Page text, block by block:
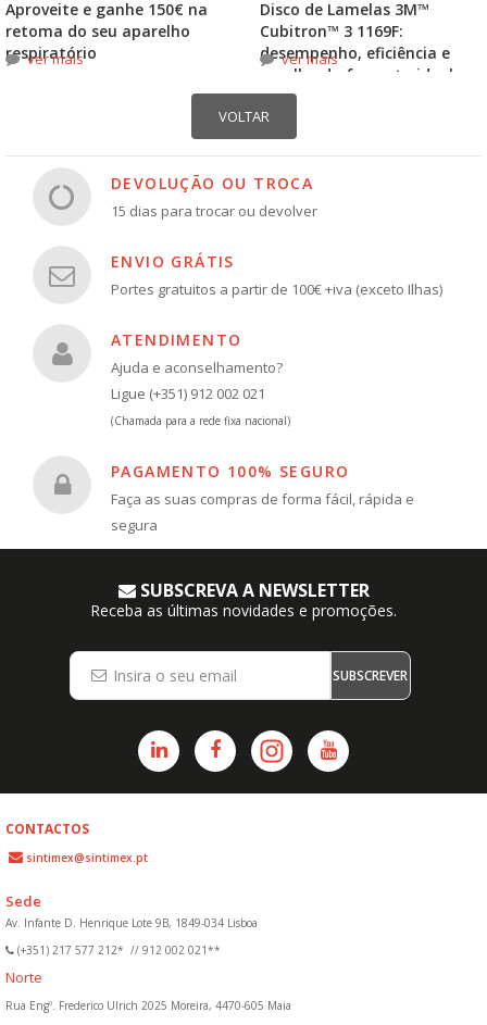
Aproveite e ganhe 150€ na
retoma do seu aparelho
respiratório
ver mais
Disco de Lamelas 3M™
Cubitron™ 3 1169F:
desempenho, eficiência e
escolha do formato ideal
ver mais
DEVOLUÇÃO OU TROCA
15 dias para trocar ou devolver
ENVIO GRÁTIS
Portes gratuitos a partir de 100€ +iva (exceto Ilhas)
ATENDIMENTO
Ajuda e aconselhamento?
Ligue (+351) 912 002 021
(Chamada para a rede fixa nacional)
PAGAMENTO 100% SEGURO
Faça as suas compras de forma fácil, rápida e
segura
SUBSCREVA A NEWSLETTER
Receba as últimas novidades e promoções.
SUBSCREVER
CONTACTOS
sintimex@sintimex.pt
Sede
Av. Infante D. Henrique Lote 9B, 1849-034 Lisboa
(+351) 217 577 212* // 912 002 021**
Norte
Rua Engº. Frederico Ulrich 2025 Moreira, 4470-605 Maia